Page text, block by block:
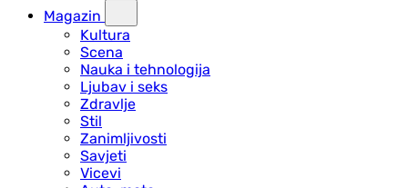
Magazin
Kultura
Scena
Nauka i tehnologija
Ljubav i seks
Zdravlje
Stil
Zanimljivosti
Savjeti
Vicevi